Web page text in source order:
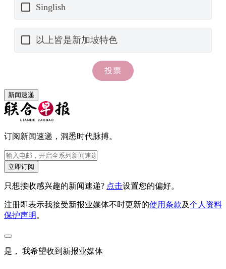
新闻速递
订阅新闻速递，洞悉时代脉搏。
立即订阅
只想接收感兴趣的新闻速递? 点击设置您的偏好。
注册即表示我接受新报业媒体不时更新的使用条款及个人资料
保护声明 。
是， 我希望收到新报业媒体